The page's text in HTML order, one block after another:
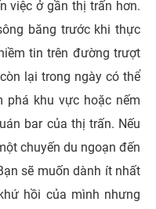
việc ở gần thị trấn hơn.
băng trước khi thực
tin trên đường trượt
lại trong ngày có thể
phá khu vực hoặc nếm
bar của thị trấn. Nếu
chuyến du ngoạn đến
sẽ muốn dành ít nhất
hồi của mình nhưng